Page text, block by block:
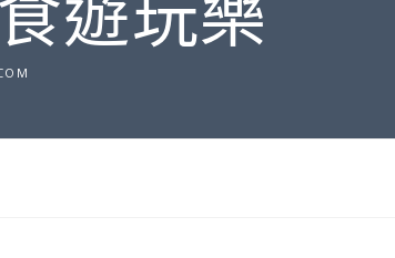
遊玩樂